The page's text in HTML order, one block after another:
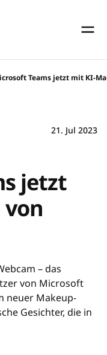
Teams jetzt mit KI-
21. Jul 2023
jetzt
– das
von Microsoft
neuer Makeup-
Gesichter, die in